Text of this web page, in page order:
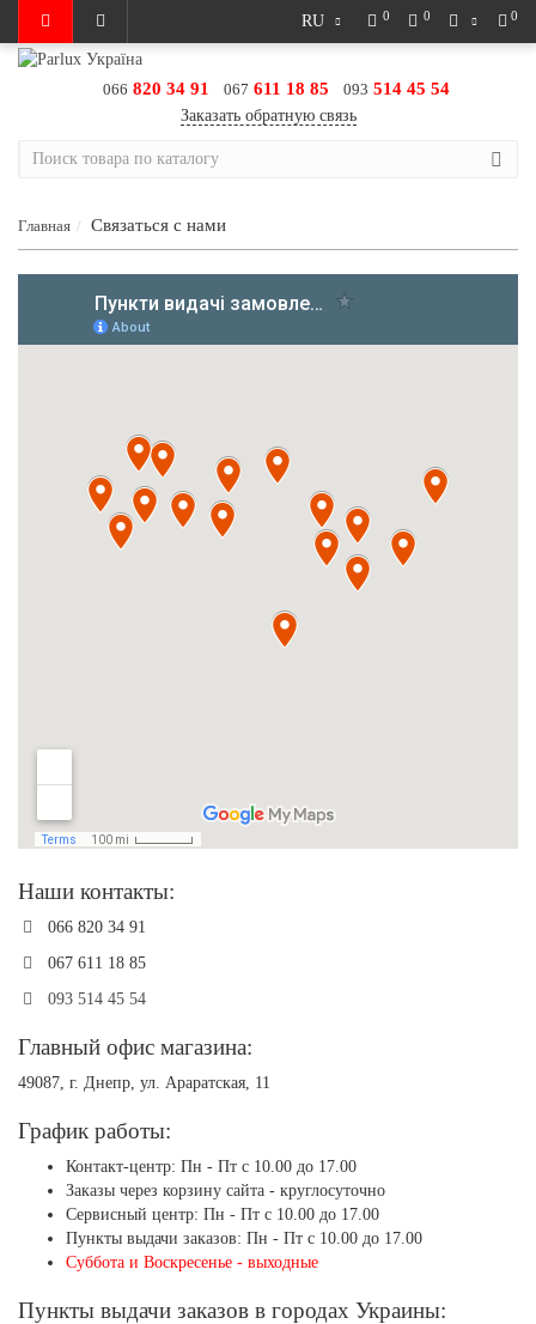
0
RU 0 0
066 820 34 91 067 611 18 85 093 514 45 54
Заказать обратную связь
Главная Связаться с нами
Наши контакты:
066 820 34 91
067 611 18 85
093 514 45 54
Главный офис магазина:
49087, г. Днепр, ул. Араратская, 11
График работы:
Контакт-центр: Пн - Пт с 10.00 до 17.00
Заказы через корзину сайта - круглосуточно
Сервисный центр: Пн - Пт с 10.00 до 17.00
Пункты выдачи заказов: Пн - Пт с 10.00 до 17.00
Суббота и Воскресенье - выходные
Пункты выдачи заказов в городах Украины: